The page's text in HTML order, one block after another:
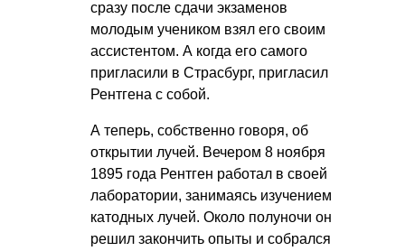
сразу после сдачи экзаменов
молодым учеником взял его своим
ассистентом. А когда его самого
пригласили в Страсбург, пригласил
Рентгена с собой.
А теперь, собственно говоря, об
открытии лучей. Вечером 8 ноября
1895 года Рентген работал в своей
лаборатории, занимаясь изучением
катодных лучей. Около полуночи он
решил закончить опыты и собрался